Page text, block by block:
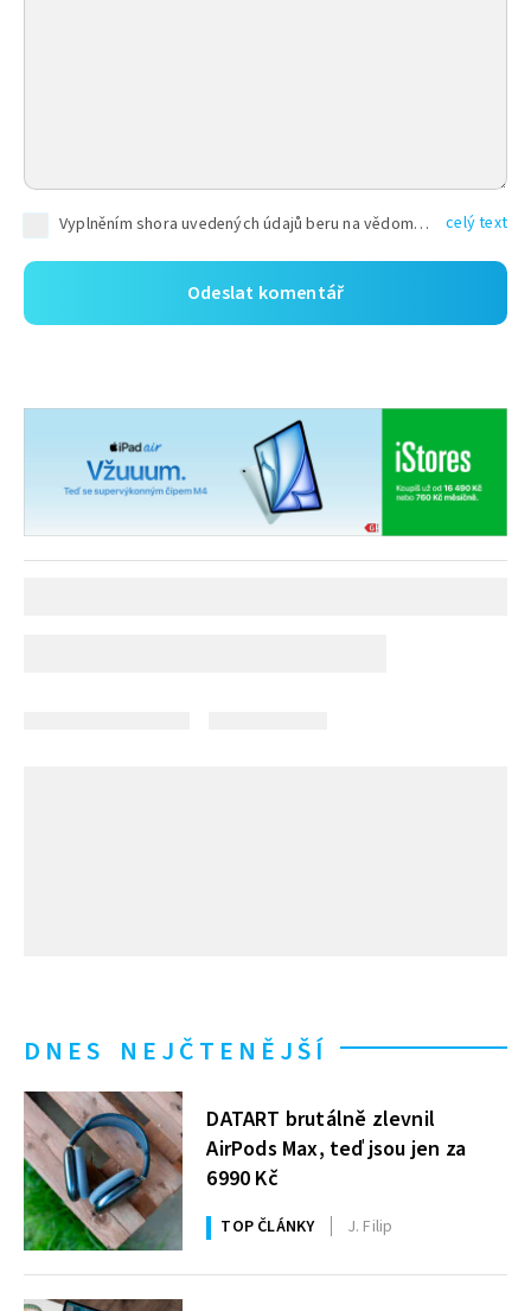
Vyplněním shora uvedených údajů beru na vědomí, že společnost TEXT FACTORY s.r.o., sídlem Brno, Durďákova 336/29, Černá Pole, PSČ: 613 00, IČ: 06157831, zapsané u Krajského soudu v Brně, oddíl C, vložka 100399, bude zpracovávat mé osobní údaje uvedené v rámci mnou vyplněného registračního formuláře na základě oprávněných zájmů TEXT FACTORY s.r.o. dle čl. 6 odst. 1 písm. f) GDPR a pro splnění právních povinností (čl. 6 odst. 1 písm. c) GDPR), a to pro tyto účely: nezbytnost zajistit oprávnění návštěvníka webových stránek provozovaných společností TEXT FACTORY s.r.o. přispívat aktivně ke zveřejněným článkům nebo v rámci diskusních fór a výkon práv TEXT FACTORY s.r.o. jako administrátora těchto diskusních fór. Více informací o zpracování osobních údajů a právech lze nalézt v celý text
DNES NEJČTENĚJŠÍ
DATART brutálně zlevnil
AirPods Max, teď jsou jen za
6990 Kč
TOP ČLÁNKY J. Filip